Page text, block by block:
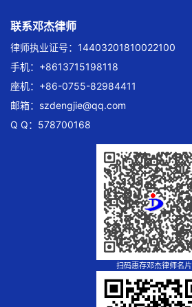
联系邓杰律师
律师执业证号：14403201810022100
手机：+8613715198118
座机：+86-0755-82984411
邮箱： szdengjie@qq.com
Q Q：578700168
扫码惠存邓杰律师名片